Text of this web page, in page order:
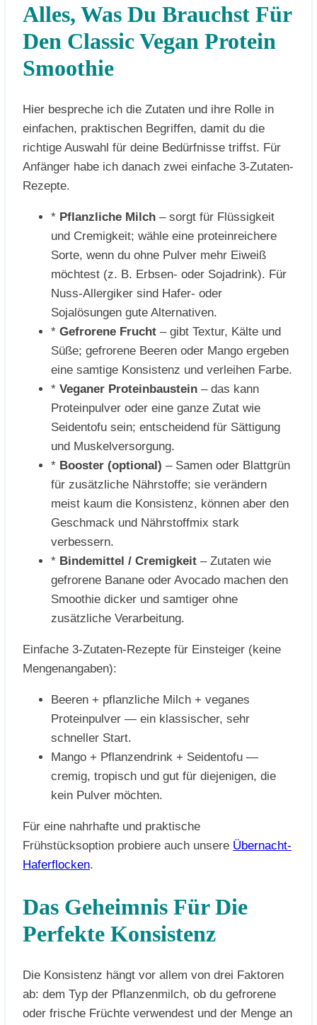
Alles, Was Du Brauchst Für
Den Classic Vegan Protein
Smoothie
Hier bespreche ich die Zutaten und ihre Rolle in
einfachen, praktischen Begriffen, damit du die
richtige Auswahl für deine Bedürfnisse triffst. Für
Anfänger habe ich danach zwei einfache 3-Zutaten-
Rezepte.
* Pflanzliche Milch – sorgt für Flüssigkeit
und Cremigkeit; wähle eine proteinreichere
Sorte, wenn du ohne Pulver mehr Eiweiß
möchtest (z. B. Erbsen- oder Sojadrink). Für
Nuss-Allergiker sind Hafer- oder
Sojalösungen gute Alternativen.
* Gefrorene Frucht – gibt Textur, Kälte und
Süße; gefrorene Beeren oder Mango ergeben
eine samtige Konsistenz und verleihen Farbe.
* Veganer Proteinbaustein – das kann
Proteinpulver oder eine ganze Zutat wie
Seidentofu sein; entscheidend für Sättigung
und Muskelversorgung.
* Booster (optional) – Samen oder Blattgrün
für zusätzliche Nährstoffe; sie verändern
meist kaum die Konsistenz, können aber den
Geschmack und Nährstoffmix stark
verbessern.
* Bindemittel / Cremigkeit – Zutaten wie
gefrorene Banane oder Avocado machen den
Smoothie dicker und samtiger ohne
zusätzliche Verarbeitung.
Einfache 3-Zutaten-Rezepte für Einsteiger (keine
Mengenangaben):
Beeren + pflanzliche Milch + veganes
Proteinpulver — ein klassischer, sehr
schneller Start.
Mango + Pflanzendrink + Seidentofu —
cremig, tropisch und gut für diejenigen, die
kein Pulver möchten.
Für eine nahrhafte und praktische
Frühstücksoption probiere auch unsere Übernacht-
Haferflocken.
Das Geheimnis Für Die
Perfekte Konsistenz
Die Konsistenz hängt vor allem von drei Faktoren
ab: dem Typ der Pflanzenmilch, ob du gefrorene
oder frische Früchte verwendest und der Menge an